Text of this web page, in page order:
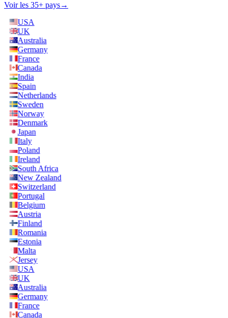
Voir les 35+ pays→
USA
UK
Australia
Germany
France
Canada
India
Spain
Netherlands
Sweden
Norway
Denmark
Japan
Italy
Poland
Ireland
South Africa
New Zealand
Switzerland
Portugal
Belgium
Austria
Finland
Romania
Estonia
Malta
Jersey
USA
UK
Australia
Germany
France
Canada